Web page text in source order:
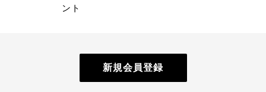
ント
新規会員登録